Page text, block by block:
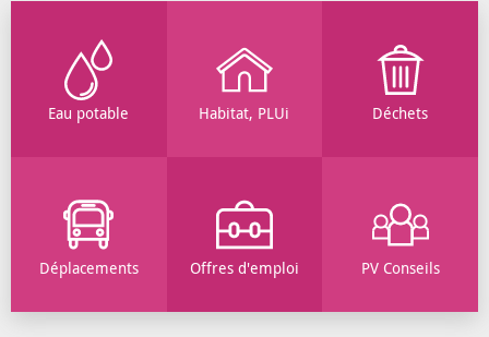
Eau potable Habitat, PLUi Déchets
Déplacements Offres d'emploi PV Conseils